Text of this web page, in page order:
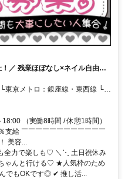
／ 残業ほぼなし×ネイル自由！
線快速 など └東京メトロ：丸ノ
のアクセスも良好◎ 仕事終
予定も立てやすい立地です❤︎
（実働8時間 / 休憩1時間）
給 ￣￣￣￣￣￣￣￣￣￣￣￣
美容...
全力で楽しも♡ ＼⋱ 土日祝休み
ゃんと行ける♡ ★人気枠のため
でもOKです◎ ✔ 推し活...